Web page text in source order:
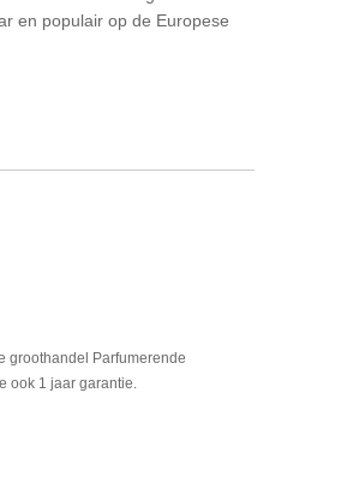
en populair op de Europese
groothandel Parfumerende
ook 1 jaar garantie.